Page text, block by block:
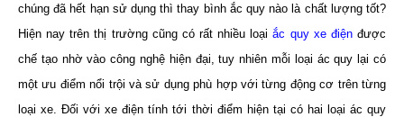
chúng đã hết hạn sử dụng thì thay bình ắc quy nào là chất lượng tốt?
Hiện nay trên thị trường cũng có rất nhiều loạiắc quy xe điệnđược
chế tạo nhờ vào công nghệ hiện đại, tuy nhiên mỗi loại ác quy lại có
một ưu điểm nổi trội và sử dụng phù hợp với từng động cơ trên từng
loại xe. Đối với xe điện tính tới thời điểm hiện tại có hai loại ác quy